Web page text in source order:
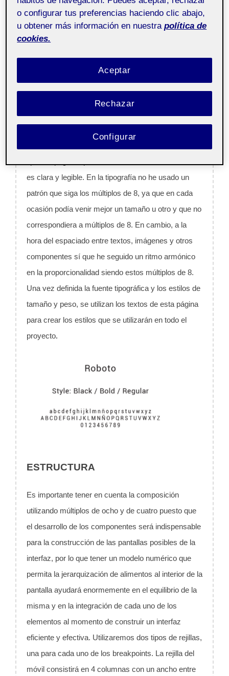
neutrales, la escala de grises, para utilizarlos
mayormente en las tipografías.
es clara y legible. En la tipografía no he usado un
patrón que siga los múltiplos de 8, ya que en cada
ocasión podía venir mejor un tamaño u otro y que no
correspondiera a múltiplos de 8. En cambio, a la
hora del espaciado entre textos, imágenes y otros
componentes sí que he seguido un ritmo armónico
en la proporcionalidad siendo estos múltiplos de 8.
Una vez definida la fuente tipográfica y los estilos de
tamaño y peso, se utilizan los textos de esta página
para crear los estilos que se utilizarán en todo el
proyecto.
ESTRUCTURA
Es importante tener en cuenta la composición
utilizando múltiplos de ocho y de cuatro puesto que
el desarrollo de los componentes será indispensable
para la construcción de las pantallas posibles de la
interfaz, por lo que tener un modelo numérico que
permita la jerarquización de alimentos al interior de la
pantalla ayudará enormemente en el equilibrio de la
misma y en la integración de cada uno de los
elementos al momento de construir un interfaz
eficiente y efectiva. Utilizaremos dos tipos de rejillas,
una para cada uno de los breakpoints. La rejilla del
móvil consistirá en 4 columnas con un ancho entre
o configurar tus preferencias haciendo clic abajo,
u obtener más información en nuestra política de
cookies.
Rechazar
Aceptar
Configurar